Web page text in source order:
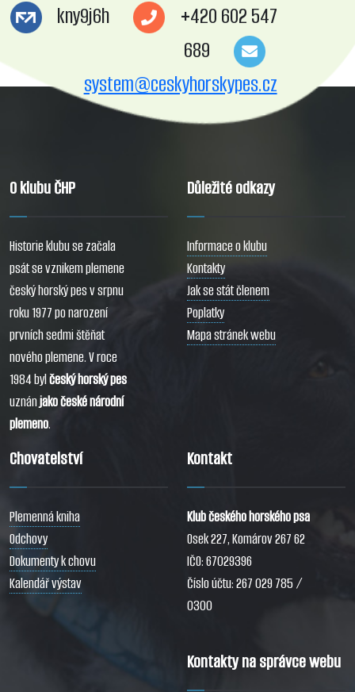
kny9j6h
+420 602 547
689
system@ceskyhorskypes.cz
O klubu ČHP
Historie klubu se začala
psát se vznikem plemene
český horský pes v srpnu
roku 1977 po narození
prvních sedmi štěňat
nového plemene. V roce
1984 bylčeský horský pes
uznánjako české národní
plemeno.
Důležité odkazy
Informace o klubu
Kontakty
Jak se stát členem
Poplatky
Mapa stránek webu
Chovatelství
Plemenná kniha
Odchovy
Dokumenty k chovu
Kalendář výstav
Kontakt
Klub českého horského psa
Osek 227, Komárov 267 62
IČO: 67029396
Číslo účtu: 267 029 785 /
0300
Kontakty na správce webu